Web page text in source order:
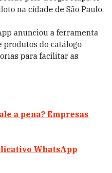
na cidade de São Paulo.
anunciou a ferramenta
produtos do catálogo
para facilitar as
a pena? Empresas
WhatsApp